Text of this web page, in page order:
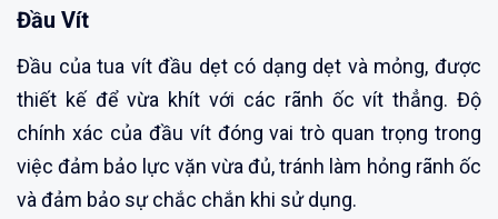
Đầu Vít
Đầu của tua vít đầu dẹt có dạng dẹt và mỏng, được
thiết kế để vừa khít với các rãnh ốc vít thẳng. Độ
chính xác của đầu vít đóng vai trò quan trọng trong
việc đảm bảo lực vặn vừa đủ, tránh làm hỏng rãnh ốc
và đảm bảo sự chắc chắn khi sử dụng.